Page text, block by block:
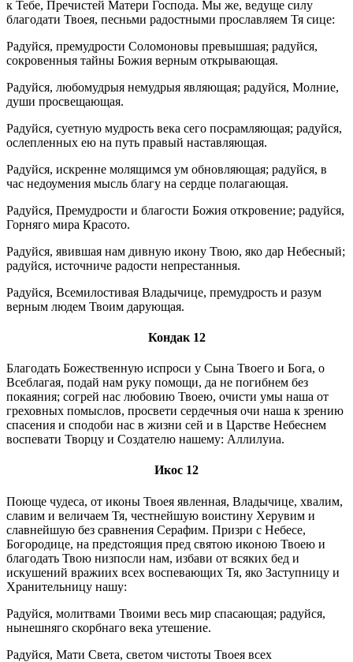
к Тебе, Пречистей Матери Господа. Мы же, ведуще силу
благодати Твоея, песньми радостными прославляем Тя сице:
Радуйся, премудрости Соломоновы превышшая; радуйся,
сокровенныя тайны Божия верным открывающая.
Радуйся, любомудрыя немудрыя являющая; радуйся, Молние,
души просвещающая.
Радуйся, суетную мудрость века сего посрамляющая; радуйся,
ослепленных ею на путь правый наставляющая.
Радуйся, искренне молящимся ум обновляющая; радуйся, в
час недоумения мысль благу на сердце полагающая.
Радуйся, Премудрости и благости Божия откровение; радуйся,
Горняго мира Красото.
Радуйся, явившая нам дивную икону Твою, яко дар Небесный;
радуйся, источниче радости непрестанныя.
Радуйся, Всемилостивая Владычице, премудрость и разум
верным людем Твоим дарующая.
Кондак 12
Благодать Божественную испроси у Сына Твоего и Бога, о
Всеблагая, подай нам руку помощи, да не погибнем без
покаяния; согрей нас любовию Твоею, очисти умы наша от
греховных помыслов, просвети сердечныя очи наша к зрению
спасения и сподоби нас в жизни сей и в Царстве Небеснем
воспевати Творцу и Создателю нашему: Аллилуиа.
Икос 12
Поюще чудеса, от иконы Твоея явленная, Владычице, хвалим,
славим и величаем Тя, честнейшую воистину Херувим и
славнейшую без сравнения Серафим. Призри с Небесе,
Богородице, на предстоящия пред святою иконою Твоею и
благодать Твою низпосли нам, избави от всяких бед и
искушений вражиих всех воспевающих Тя, яко Заступницу и
Хранительницу нашу:
Радуйся, молитвами Твоими весь мир спасающая; радуйся,
нынешняго скорбнаго века утешение.
Радуйся, Мати Света, светом чистоты Твоея всех